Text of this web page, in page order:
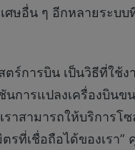
ษอื่น ๆ อีกหลายระบ
ร์การบิน เป็นวิธีที่ใช้
การแปลงเครื่องบิน
สามารถให้บริการ
ที่เชื่อถือได้ของเรา”